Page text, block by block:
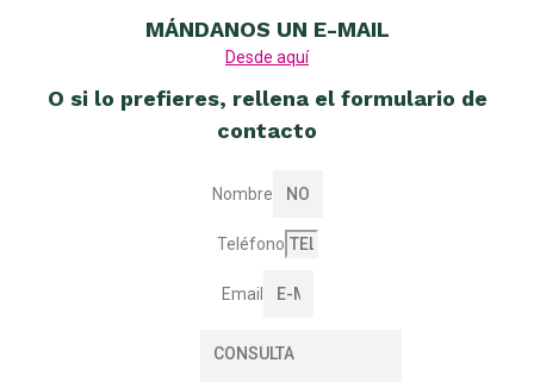
MÁNDANOS UN E-MAIL
Desde aquí
O si lo prefieres, rellena el formulario de
contacto
Nombre
Teléfono
Email